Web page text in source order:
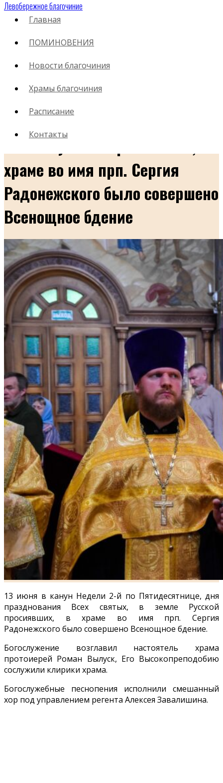
Главная
ПОМИНОВЕНИЯ
Новости благочиния
Храмы благочиния
Расписание
Контакты
Левобережное благочиние
15.06.2026
В канун Недели 2-й по
Пятидесятнице, дня
празднования Всех святых, в
земле Русской просиявших, в
храме во имя прп. Сергия
Радонежского было совершено
Всенощное бдение
13 июня в канун Недели 2-й по Пятидесятнице, дня
празднования Всех святых, в земле Русской
просиявших, в храме во имя прп. Сергия
Радонежского было совершено Всенощное бдение.
Богослужение возглавил настоятель храма
протоиерей Роман Вылуск, Его Высокопреподобию
сослужили клирики храма.
Богослужебные песнопения исполнили смешанный
хор под управлением регента Алексея Завалишина.